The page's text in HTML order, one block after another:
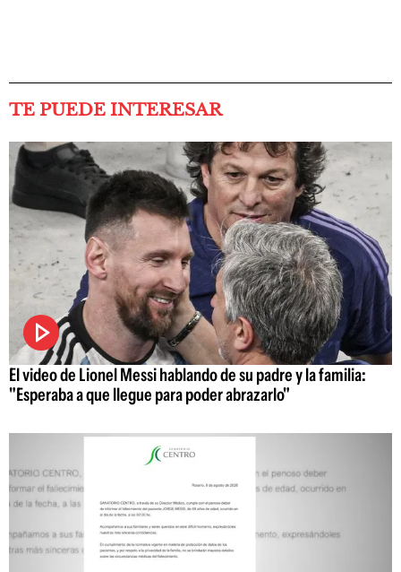
TE PUEDE INTERESAR
El video de Lionel Messi hablando de su padre y la familia:
"Esperaba a que llegue para poder abrazarlo"